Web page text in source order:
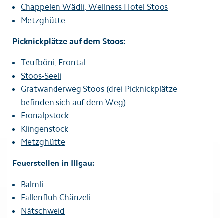
Chappelen Wädli, Wellness Hotel Stoos
Metzghütte
Picknickplätze auf dem Stoos:
Teufböni, Frontal
Stoos-Seeli
Gratwanderweg Stoos (drei Picknickplätze
befinden sich auf dem Weg)
Fronalpstock
Klingenstock
Metzghütte
Feuerstellen in Illgau:
Balmli
Fallenfluh Chänzeli
Nätschweid